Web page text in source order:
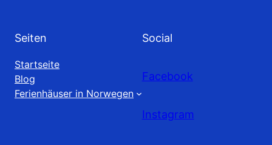
Seiten
Startseite
Blog
Ferienhäuser in Norwegen
Social
Facebook
Instagram